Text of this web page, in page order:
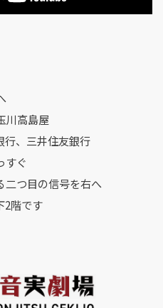
川高島屋
行、三井住友銀行
すぐ
二つ目の信号を右へ
2階です